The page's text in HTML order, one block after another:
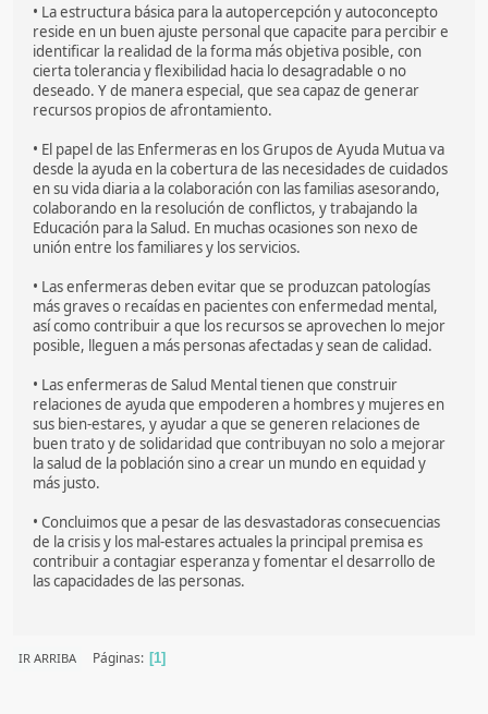
• La estructura básica para la autopercepción y autoconcepto
reside en un buen ajuste personal que capacite para percibir e
identificar la realidad de la forma más objetiva posible, con
cierta tolerancia y flexibilidad hacia lo desagradable o no
deseado. Y de manera especial, que sea capaz de generar
recursos propios de afrontamiento.
• El papel de las Enfermeras en los Grupos de Ayuda Mutua va
desde la ayuda en la cobertura de las necesidades de cuidados
en su vida diaria a la colaboración con las familias asesorando,
colaborando en la resolución de conflictos, y trabajando la
Educación para la Salud. En muchas ocasiones son nexo de
unión entre los familiares y los servicios.
• Las enfermeras deben evitar que se produzcan patologías
más graves o recaídas en pacientes con enfermedad mental,
así como contribuir a que los recursos se aprovechen lo mejor
posible, lleguen a más personas afectadas y sean de calidad.
• Las enfermeras de Salud Mental tienen que construir
relaciones de ayuda que empoderen a hombres y mujeres en
sus bien-estares, y ayudar a que se generen relaciones de
buen trato y de solidaridad que contribuyan no solo a mejorar
la salud de la población sino a crear un mundo en equidad y
más justo.
• Concluimos que a pesar de las desvastadoras consecuencias
de la crisis y los mal-estares actuales la principal premisa es
contribuir a contagiar esperanza y fomentar el desarrollo de
las capacidades de las personas.
IR ARRIBA Páginas 1